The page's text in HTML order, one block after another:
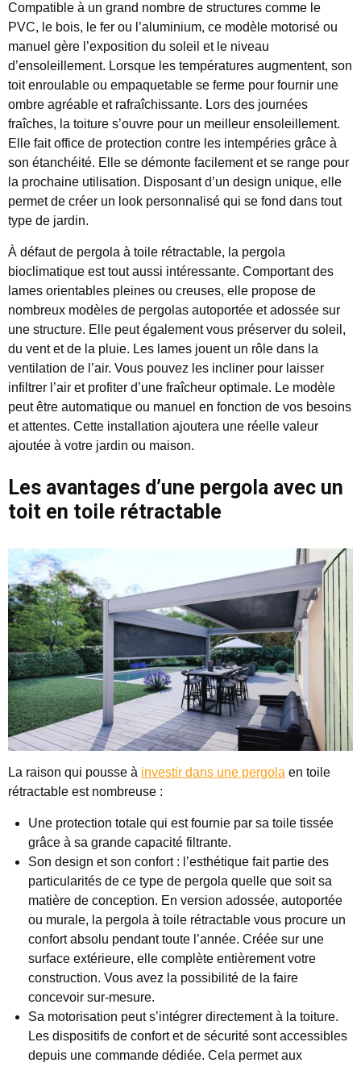
Compatible à un grand nombre de structures comme le
PVC, le bois, le fer ou l’aluminium, ce modèle motorisé ou
manuel gère l’exposition du soleil et le niveau
d’ensoleillement. Lorsque les températures augmentent, son
toit enroulable ou empaquetable se ferme pour fournir une
ombre agréable et rafraîchissante. Lors des journées
fraîches, la toiture s’ouvre pour un meilleur ensoleillement.
Elle fait office de protection contre les intempéries grâce à
son étanchéité. Elle se démonte facilement et se range pour
la prochaine utilisation. Disposant d’un design unique, elle
permet de créer un look personnalisé qui se fond dans tout
type de jardin.
À défaut de pergola à toile rétractable, la pergola
bioclimatique est tout aussi intéressante. Comportant des
lames orientables pleines ou creuses, elle propose de
nombreux modèles de pergolas autoportée et adossée sur
une structure. Elle peut également vous préserver du soleil,
du vent et de la pluie. Les lames jouent un rôle dans la
ventilation de l’air. Vous pouvez les incliner pour laisser
infiltrer l’air et profiter d’une fraîcheur optimale. Le modèle
peut être automatique ou manuel en fonction de vos besoins
et attentes. Cette installation ajoutera une réelle valeur
ajoutée à votre jardin ou maison.
Les avantages d’une pergola avec un
toit en toile rétractable
La raison qui pousse à investir dans une pergola en toile
rétractable est nombreuse :
Une protection totale qui est fournie par sa toile tissée
grâce à sa grande capacité filtrante.
Son design et son confort : l’esthétique fait partie des
particularités de ce type de pergola quelle que soit sa
matière de conception. En version adossée, autoportée
ou murale, la pergola à toile rétractable vous procure un
confort absolu pendant toute l’année. Créée sur une
surface extérieure, elle complète entièrement votre
construction. Vous avez la possibilité de la faire
concevoir sur-mesure.
Sa motorisation peut s’intégrer directement à la toiture.
Les dispositifs de confort et de sécurité sont accessibles
depuis une commande dédiée. Cela permet aux